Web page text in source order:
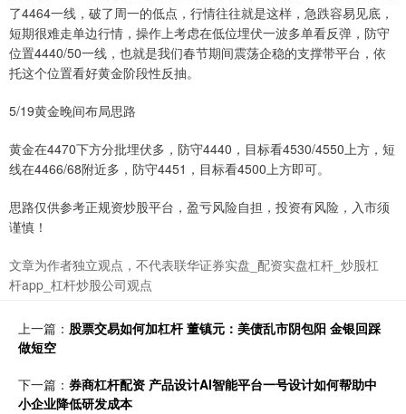
了4464一线，破了周一的低点，行情往往就是这样，急跌容易见底，
短期很难走单边行情，操作上考虑在低位埋伏一波多单看反弹，防守
位置4440/50一线，也就是我们春节期间震荡企稳的支撑带平台，依
托这个位置看好黄金阶段性反抽。
5/19黄金晚间布局思路
黄金在4470下方分批埋伏多，防守4440，目标看4530/4550上方，短
线在4466/68附近多，防守4451，目标看4500上方即可。
思路仅供参考正规资炒股平台，盈亏风险自担，投资有风险，入市须
谨慎！
文章为作者独立观点，不代表联华证券实盘_配资实盘杠杆_炒股杠
杆app_杠杆炒股公司观点
上一篇： 股票交易如何加杠杆 董镇元：美债乱市阴包阳 金银回踩
做短空
下一篇： 券商杠杆配资 产品设计AI智能平台一号设计如何帮助中
小企业降低研发成本